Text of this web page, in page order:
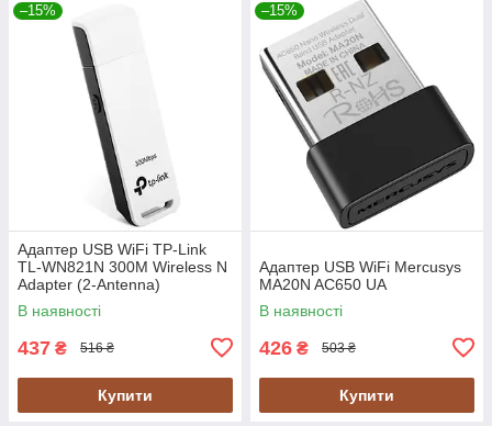
–15%
Адаптер USB WiFi TP-Link
TL-WN821N 300M Wireless N
Adapter (2-Antenna)
В наявності
437 ₴ 516 ₴
Купити
–15%
Адаптер USB WiFi Mercusys
MA20N AC650 UA
В наявності
426 ₴ 503 ₴
Купити